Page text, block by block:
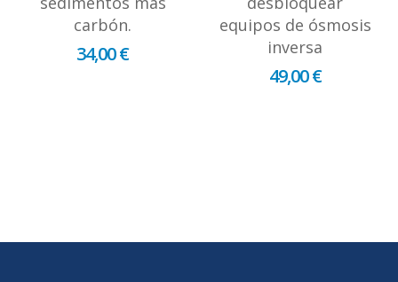
carbón.
34,00 €
equipos de ósmosis
inversa
49,00 €